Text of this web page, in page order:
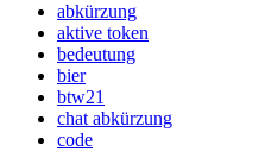
abkürzung
aktive token
bedeutung
bier
btw21
chat abkürzung
code